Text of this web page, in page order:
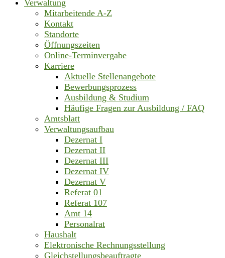
Verwaltung
Mitarbeitende A-Z
Kontakt
Standorte
Öffnungszeiten
Online-Terminvergabe
Karriere
Aktuelle Stellenangebote
Bewerbungsprozess
Ausbildung & Studium
Häufige Fragen zur Ausbildung / FAQ
Amtsblatt
Verwaltungsaufbau
Dezernat I
Dezernat II
Dezernat III
Dezernat IV
Dezernat V
Referat 01
Referat 107
Amt 14
Personalrat
Haushalt
Elektronische Rechnungsstellung
Gleichstellungsbeauftragte